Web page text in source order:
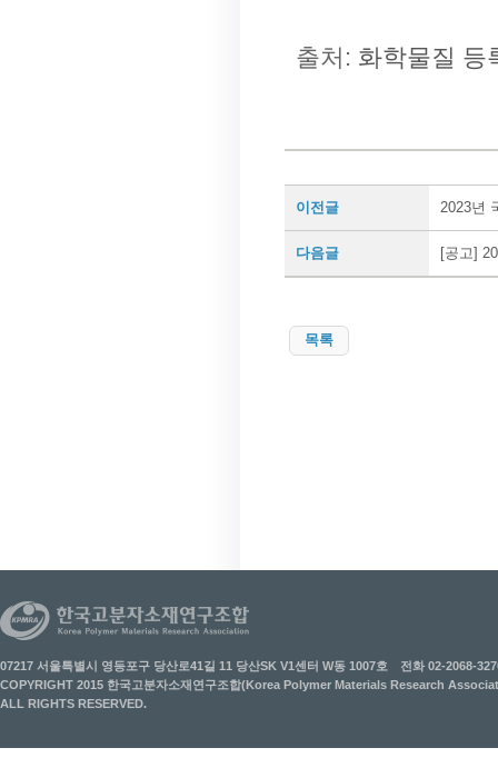
출처: 화학물질 등
이전글 2023년
다음글 [공고]
목록
07217 서울특별시 영등포구 당산로41길 11 당산SK V1센터 W동 1007호
전화 02-2068-
COPYRIGHT 2015 한국고분자소재연구조합(Korea Polymer Materials Research
ALL RIGHTS RESERVED.